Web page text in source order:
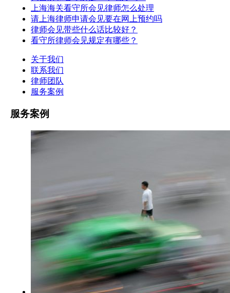
上海海关看守所会见律师怎么处理
请上海律师申请会见要在网上预约吗
律师会见带些什么话比较好？
看守所律师会见规定有哪些？
关于我们
联系我们
律师团队
服务案例
服务案例